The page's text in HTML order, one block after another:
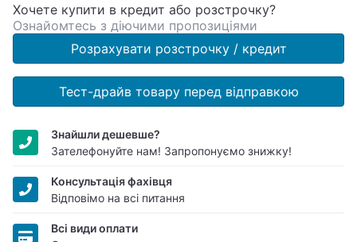
Хочете купити в кредит або розстрочку?
Ознайомтесь з діючими пропозиціями
Розрахувати розстрочку / кредит
Тест-драйв товару перед відправкою
Знайшли дешевше?
Зателефонуйте нам! Запропонуємо знижку!
Консультація фахівця
Відповімо на всі питання
Всі види оплати